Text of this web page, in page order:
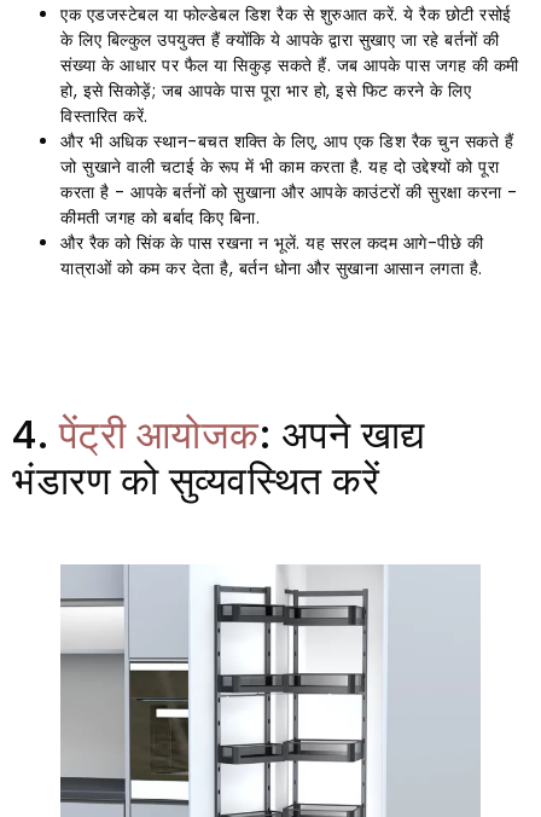
एक एडजस्टेबल या फोल्डेबल डिश रैक से शुरुआत करें. ये रैक छोटी रसोई
के लिए बिल्कुल उपयुक्त हैं क्योंकि ये आपके द्वारा सुखाए जा रहे बर्तनों की
संख्या के आधार पर फैल या सिकुड़ सकते हैं. जब आपके पास जगह की कमी
हो, इसे सिकोड़ें; जब आपके पास पूरा भार हो, इसे फिट करने के लिए
विस्तारित करें.
और भी अधिक स्थान-बचत शक्ति के लिए, आप एक डिश रैक चुन सकते हैं
जो सुखाने वाली चटाई के रूप में भी काम करता है. यह दो उद्देश्यों को पूरा
करता है - आपके बर्तनों को सुखाना और आपके काउंटरों की सुरक्षा करना -
कीमती जगह को बर्बाद किए बिना.
और रैक को सिंक के पास रखना न भूलें. यह सरल कदम आगे-पीछे की
यात्राओं को कम कर देता है, बर्तन धोना और सुखाना आसान लगता है.
4.पेंट्री आयोजक: अपने खाद्य
भंडारण को सुव्यवस्थित करें